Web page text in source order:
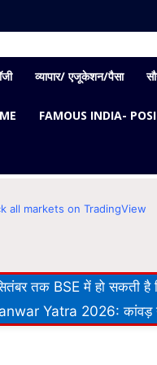
व्यापार/ एजूकेशन/पैसा
FAMOUS INDIA-
all markets on TradingView
तक BSE में हो सकती है
Yatra 2026: कांवड़